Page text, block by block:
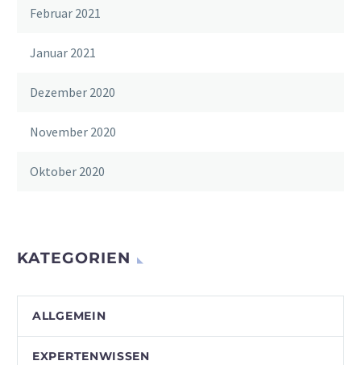
Februar 2021
Januar 2021
Dezember 2020
November 2020
Oktober 2020
KATEGORIEN
ALLGEMEIN
EXPERTENWISSEN